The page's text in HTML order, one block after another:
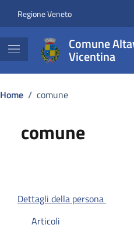
Regione Veneto
Comune
Vicentina
Home / comune
comune
Dettagli della persona
Articoli